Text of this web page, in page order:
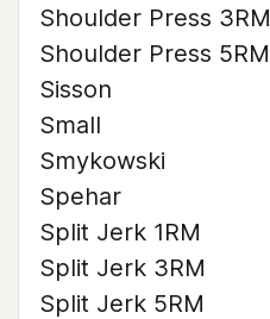
Shoulder Press 3RM
Shoulder Press 5RM
Sisson
Small
Smykowski
Spehar
Split Jerk 1RM
Split Jerk 3RM
Split Jerk 5RM